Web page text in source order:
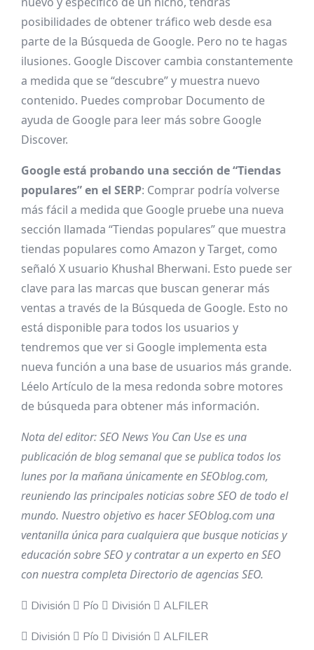
posibilidades de obtener tráfico web desde esa
parte de la Búsqueda de Google. Pero no te hagas
ilusiones. Google Discover cambia constantemente
a medida que se “descubre” y muestra nuevo
contenido. Puedes comprobar Documento de
ayuda de Google para leer más sobre Google
Discover.
Google está probando una sección de “Tiendas
populares” en el SERP: Comprar podría volverse
más fácil a medida que Google pruebe una nueva
sección llamada “Tiendas populares” que muestra
tiendas populares como Amazon y Target, como
señaló X usuario Khushal Bherwani. Esto puede ser
clave para las marcas que buscan generar más
ventas a través de la Búsqueda de Google. Esto no
está disponible para todos los usuarios y
tendremos que ver si Google implementa esta
nueva función a una base de usuarios más grande.
Léelo Artículo de la mesa redonda sobre motores
de búsqueda para obtener más información.
Nota del editor: SEO News You Can Use es una
publicación de blog semanal que se publica todos los
lunes por la mañana únicamente enSEOblog.com,
reuniendo las principales noticias sobre SEO de todo el
mundo. Nuestro objetivo es hacerSEOblog.com una
ventanilla única para cualquiera que busque noticias y
educación sobre SEO y contratar a un experto en SEO
con nuestra completaDirectorio de agencias SEO.
División Pío División ALFILER
División Pío División ALFILER